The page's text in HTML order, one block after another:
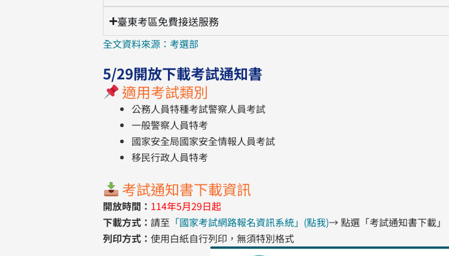
臺東考區免費接送服務
全文資料來源：考選部
5/29開放下載考試通知書
適用考試類別
公務人員特種考試警察人員考試
一般警察人員特考
國家安全局國家安全情報人員考試
移民行政人員特考
考試通知書下載資訊
開放時間： 114年5月29日起
下載方式： 請至 「國家考試網路報名資訊系統」(點我)→ 點選「考試通知書下載」
列印方式： 使用白紙自行列印，無須特別格式